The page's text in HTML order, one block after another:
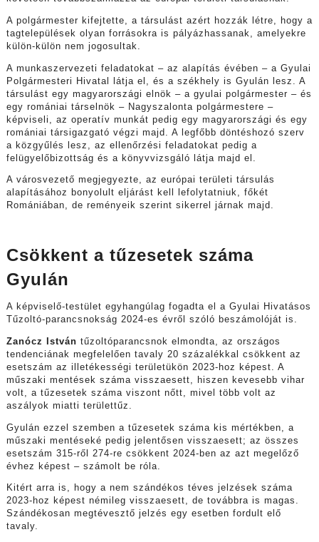
A polgármester kifejtette, a társulást azért hozzák létre, hogy a
tagtelepülések olyan forrásokra is pályázhassanak, amelyekre
külön-külön nem jogosultak.
A munkaszervezeti feladatokat – az alapítás évében – a Gyulai
Polgármesteri Hivatal látja el, és a székhely is Gyulán lesz. A
társulást egy magyarországi elnök – a gyulai polgármester – és
egy romániai társelnök – Nagyszalonta polgármestere –
képviseli, az operatív munkát pedig egy magyarországi és egy
romániai társigazgató végzi majd. A legfőbb döntéshozó szerv
a közgyűlés lesz, az ellenőrzési feladatokat pedig a
felügyelőbizottság és a könyvvizsgáló látja majd el.
A városvezető megjegyezte, az európai területi társulás
alapításához bonyolult eljárást kell lefolytatniuk, főkét
Romániában, de reményeik szerint sikerrel járnak majd.
Csökkent a tűzesetek száma
Gyulán
A képviselő-testület egyhangúlag fogadta el a Gyulai Hivatásos
Tűzoltó-parancsnokság 2024-es évről szóló beszámolóját is.
Zanócz István tűzoltóparancsnok elmondta, az országos
tendenciának megfelelően tavaly 20 százalékkal csökkent az
esetszám az illetékességi területükön 2023-hoz képest. A
műszaki mentések száma visszaesett, hiszen kevesebb vihar
volt, a tűzesetek száma viszont nőtt, mivel több volt az
aszályok miatti területtűz.
Gyulán ezzel szemben a tűzesetek száma kis mértékben, a
műszaki mentéseké pedig jelentősen visszaesett; az összes
esetszám 315-ről 274-re csökkent 2024-ben az azt megelőző
évhez képest – számolt be róla.
Kitért arra is, hogy a nem szándékos téves jelzések száma
2023-hoz képest némileg visszaesett, de továbbra is magas.
Szándékosan megtévesztő jelzés egy esetben fordult elő
tavaly.